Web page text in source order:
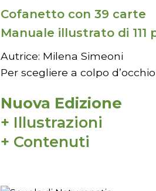
Cofanetto con 39 carte
Manuale illustrato di 111
Autrice: Milena Simeoni
Per scegliere a colpo
Nuova Edizione
+ Illustrazioni
+ Contenuti